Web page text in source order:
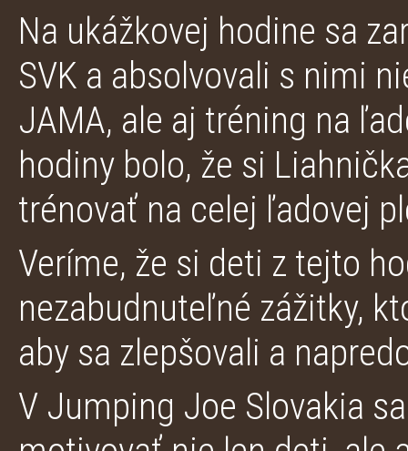
Na ukážkovej hodine sa
SVK a absolvovali s nimi
JAMA, ale aj tréning na
hodiny bolo, že si
trénovať na celej ľadovej
Veríme, že si deti z tejto
nezabudnuteľné zážitky,
aby sa zlepšovali a
V Jumping Joe Slovakia